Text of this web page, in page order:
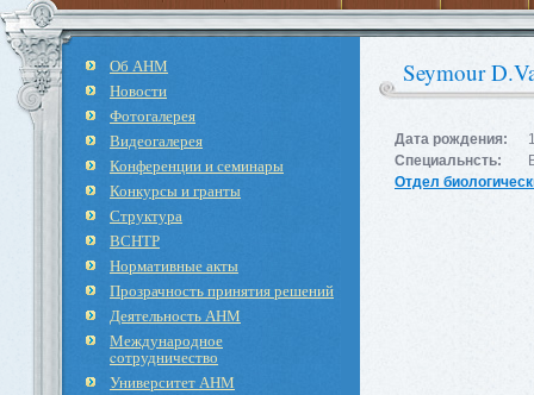
Об АНМ
Новости
Фотогалерея
Видеогалерея
Конференции и семинары
Конкурсы и гранты
Структура
ВСНТР
Нормативные акты
Прозрачность принятия решений
Деятельность АНМ
Международное
cотрудничество
Университет АНМ
Seymour
Дата рождения:
Специальнсть:
Отдел